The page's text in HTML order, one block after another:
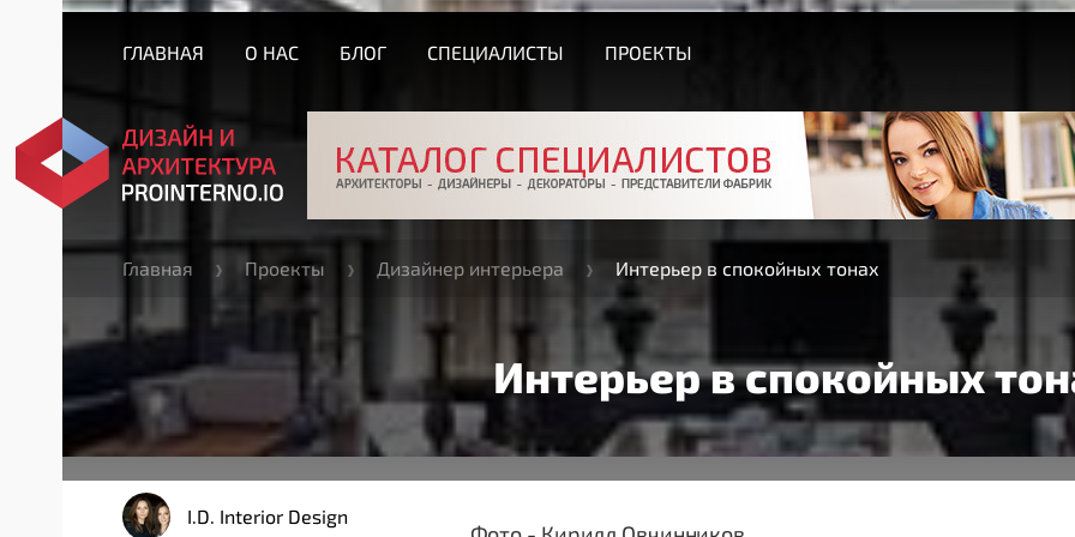
ГЛАВНАЯ О НАС БЛОГ СПЕЦИАЛИСТЫ ПРОЕКТЫ
Главная Проекты Дизайнер интерьера Интерьер в спокойных тонах
Интерьер в спокойных
I.D. Interior Design